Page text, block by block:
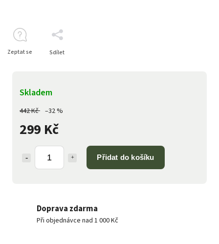
442 Kč –32 %
299 Kč
Přidat do košíku
Skladem
Zeptat se Sdílet
Doprava zdarma
Při objednávce nad 1 000 Kč